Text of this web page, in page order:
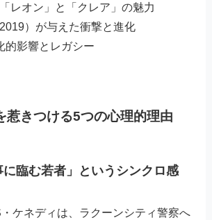
レオン」と「クレア」の魅力
）が与えた衝撃と進化
的影響とレガシー
惹きつける5つの心理的理由
臨む若者」というシンクロ感
ケネディは、ラクーンシティ警察へ